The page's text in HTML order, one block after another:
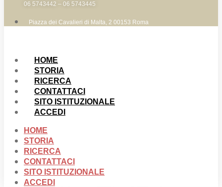
06 5743442 – 06 5743445
Piazza dei Cavalieri di Malta, 2 00153 Roma
HOME
STORIA
RICERCA
CONTATTACI
SITO ISTITUZIONALE
ACCEDI
HOME
STORIA
RICERCA
CONTATTACI
SITO ISTITUZIONALE
ACCEDI